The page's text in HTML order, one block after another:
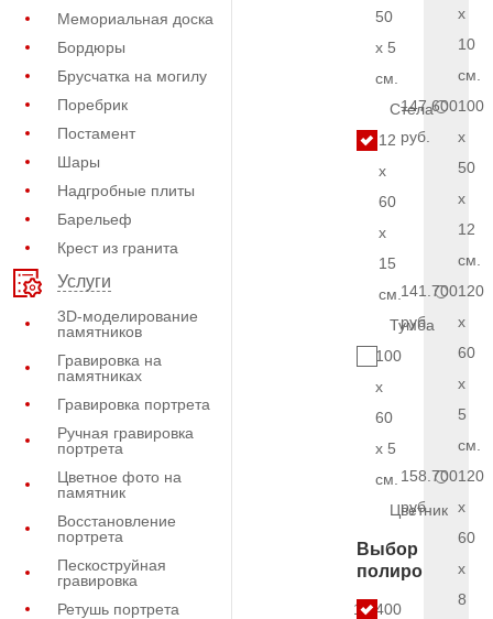
Мемориальная доска
Бордюры
Брусчатка на могилу
Поребрик
Постамент
Шары
Надгробные плиты
Барельеф
Крест из гранита
Услуги
3D-моделирование
памятников
Гравировка на
памятниках
Гравировка портрета
Ручная гравировка
портрета
Цветное фото на
памятник
Восстановление
портрета
Пескоструйная
гравировка
Ретушь портрета
50
x 5
см.
Стела
12
x
60
x
15
см.
Тумба
100
x
60
x 5
см.
Цветник
Выбор
полировки
17.400
x
10
см.
147.600
руб.
100
x
50
x
12
см.
141.700
руб.
120
x
60
x
5
см.
158.700
руб.
120
x
60
x
8